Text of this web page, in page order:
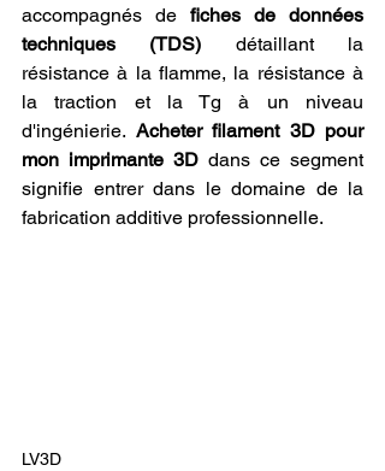
accompagnés de fiches de données
techniques (TDS) détaillant la
résistance à la flamme, la résistance à
la traction et la Tg​ à un niveau
d'ingénierie. Acheter filament 3D pour
mon imprimante 3D dans ce segment
signifie entrer dans le domaine de la
fabrication additive professionnelle.
LV3D